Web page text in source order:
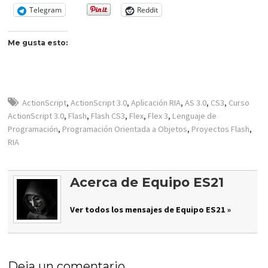
Telegram Reddit
Me gusta esto:
ActionScript,ActionScript 3.0,Aplicación RIA,AS 3.0, CS3, Curso
ActionScript 3.0, Flash, Flash CS3, Flex, Flex 3, Lenguaje de
Programación, Programación Orientada a Objetos, Proyectos Flash,
RIA
Acerca de Equipo ES21
Ver todos los mensajes de Equipo ES21 »